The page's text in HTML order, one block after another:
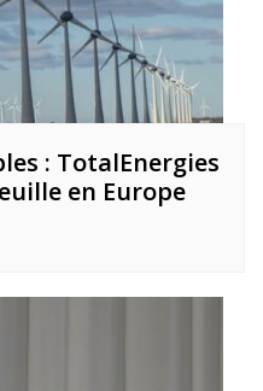
: TotalEnergies
en Europe